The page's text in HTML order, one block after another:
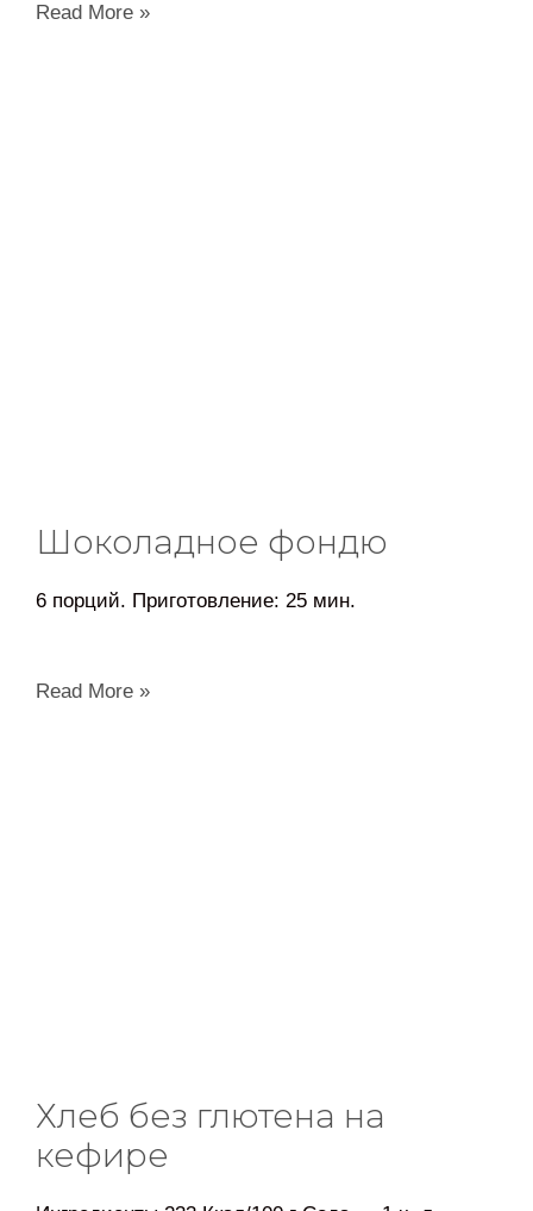
Read More »
Шоколадное фондю
6 порций. Приготовление: 25 мин.
Read More »
Хлеб без глютена на
кефире